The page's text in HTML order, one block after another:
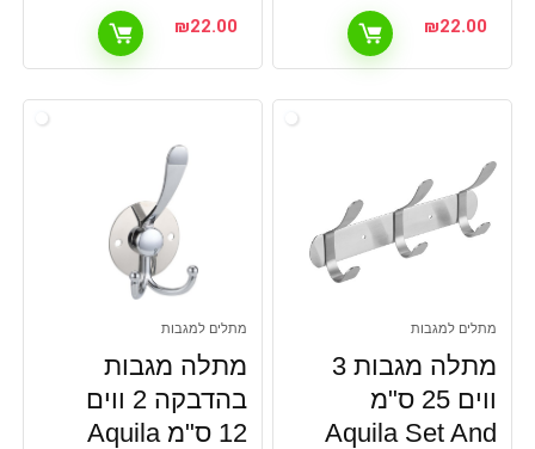
₪22.00
₪22.00
מתלים למגבות
מתלה מגבות 3
ווים 25 ס"מ
Aquila Set And
מתלים למגבות
מתלה מגבות
בהדבקה 2 ווים
12 ס"מ Aquila